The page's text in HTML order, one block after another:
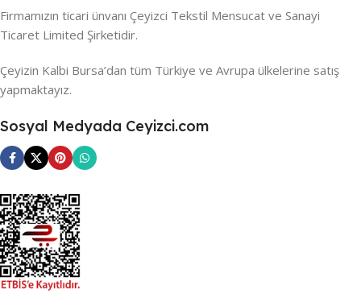
Firmamızın ticari ünvanı Çeyizci Tekstil Mensucat ve Sanayi
Ticaret Limited Şirketidir.
Çeyizin Kalbi Bursa’dan tüm Türkiye ve Avrupa ülkelerine satış
yapmaktayız.
Sosyal Medyada Ceyizci.com